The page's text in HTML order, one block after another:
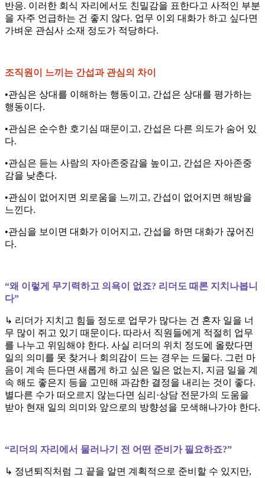
반응. 이러한 회식 자리에서도 친밀감을 표한다고 사적인 부분
을 자주 언급하는 건 좋지 않다. 업무 이외 대화가 하고 싶다면
가벼운 관심사 소재 정도가 적당하다.
조직원이 느끼는 간섭과 관심의 차이
•관심은 상대를 이해하는 행동이고, 간섭은 상대를 평가하는
행동이다.
•관심은 순수한 호기심 때문이고, 간섭은 다른 의도가 숨어 있
다.
•관심은 듣는 사람의 자아존중감을 높이고, 간섭은 자아존중
감을 낮춘다.
•관심이 없어지면 외로움을 느끼고, 간섭이 없어지면 해방을
느낀다.
•관심을 보이면 대화가 이어지고, 간섭을 하면 대화가 끊어진
다.
“왜 이렇게 무기력하고 의욕이 없죠? 리더도 때론 지치나봅니
다”
↳ 리더가 지치고 힘들 정도로 업무가 많다는 건 혼자 일을 너
무 많이 쥐고 있기 때문이다. 따라서 직원들에게 적절히 업무
를 나누고 위임해야 한다. 사실 리더의 위치 정도에 올랐다면
일의 의미를 못 찾거나 회의감이 드는 경우는 드물다. 그런 마
음이 계속 든다면 새롭게 하고 싶은 일은 없는지, 지금 일을 계
속 해도 좋은지 등을 고민해 과감한 결정을 내리는 것이 좋다.
별다른 수가 떠오르지 않는다면 심리·상담 전문가의 도움을
받아 현재 일의 의미와 앞으로의 방향성을 모색해나가야 한다.
“리더의 자리에서 물러나기 전 어떤 준비가 필요하죠?”
↳ 정년퇴직처럼 그 끝을 알면 계획적으로 준비할 수 있지만,